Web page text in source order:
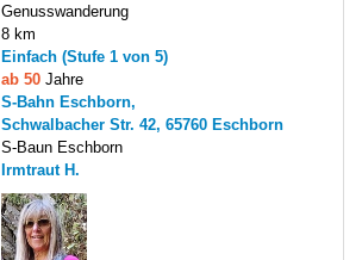
Genusswanderung
8 km
Einfach (Stufe 1 von 5)
ab 50 Jahre
S-Bahn Eschborn,
Schwalbacher Str. 42, 65760 Eschborn
S-Baun Eschborn
Irmtraut H.